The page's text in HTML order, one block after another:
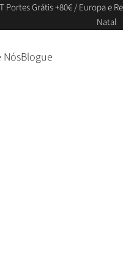
Portes Grátis +80€ / Europa e
Natal
NósBlogue